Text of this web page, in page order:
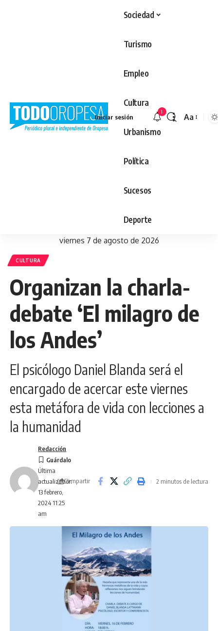
Sociedad
Turismo
Empleo
Cultura
Urbanismo
Política
Sucesos
Deporte
Iniciar sesión
1
Aa
viernes 7 de agosto de 2026
CULTURA
Organizan la charla-
debate ‘El milagro de
los Andes’
El psicólogo Daniel Blanda será el
encargado de acercar este viernes
esta metáfora de vida con lecciones a
la humanidad
Última
actualización
13 febrero,
2024 11:25
am
Redacción
Compartir 2 minutos de lectura